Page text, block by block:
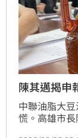
陳其邁揭申
中聯油脂大
慌。高雄市